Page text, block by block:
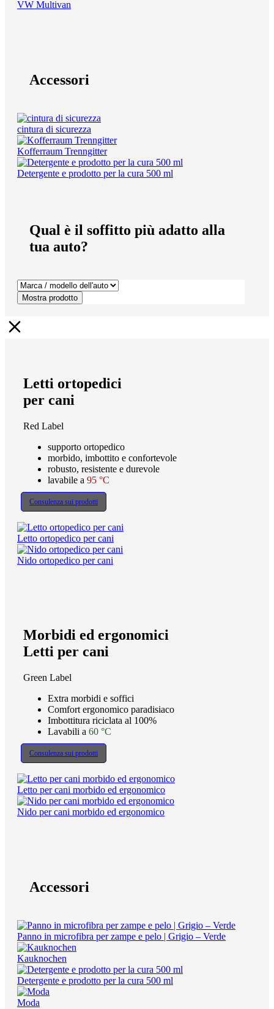
VW Multivan
Accessori
cintura di sicurezza
Kofferraum Trenngitter
Detergente e prodotto per la cura 500 ml
Qual è il soffitto più adatto alla
tua auto?
Mostra prodotto
Letti ortopedici
per cani
Red Label
supporto ortopedico
morbido, imbottito e confortevole
robusto, resistente e durevole
lavabile a 95 °C
Consulenza sui prodotti
Letto ortopedico per cani
Nido ortopedico per cani
Morbidi ed ergonomici
Letti per cani
Green Label
Extra morbidi e soffici
Comfort ergonomico paradisiaco
Imbottitura riciclata al 100%
Lavabili a 60 °C
Consulenza sui prodotti
Letto per cani morbido ed ergonomico
Nido per cani morbido ed ergonomico
Accessori
Panno in microfibra per zampe e pelo | Grigio – Verde
Kauknochen
Detergente e prodotto per la cura 500 ml
Moda